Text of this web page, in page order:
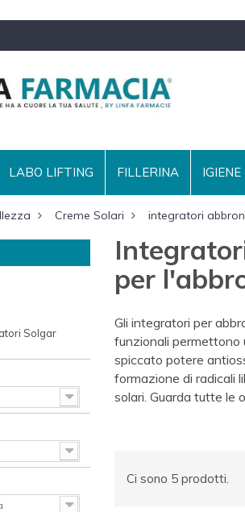
LABO LIFTING FILLERINA
Creme Solari integratori
Solgar
per
Gli integratori per
funzionali permettono
spiccato potere
formazione di radicali
solari. Guarda tutte le
Ci sono 5 prodotti.